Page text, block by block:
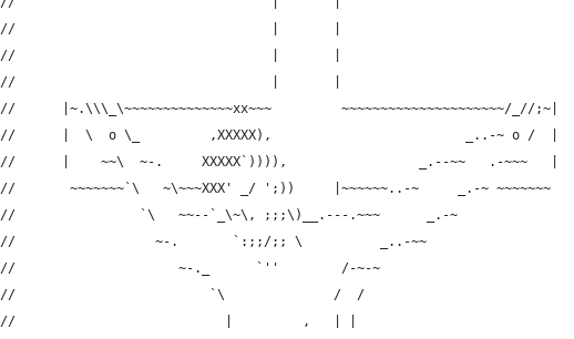
//                                 |       |
//                                 |       |
//                                 |       |
//      |~.\\\_\~~~~~~~~~~~~~~xx~~~         ~~~~~~~~~~~~~~~~~~~~~/_//;~|
//      |  \  o \_         ,XXXXX),                         _..-~ o /  |
//      |    ~~\  ~-.     XXXXX`)))),                 _.--~~   .-~~~   |
//       ~~~~~~~`\   ~\~~~XXX' _/ ';))     |~~~~~~..-~     _.-~ ~~~~~~~
//                `\   ~~--`_\~\, ;;;\)__.---.~~~      _.-~
//                  ~-.       `:;;/;; \          _..-~~
//                     ~-._      `''        /-~-~
//                         `\              /  /
//                           |         ,   | |